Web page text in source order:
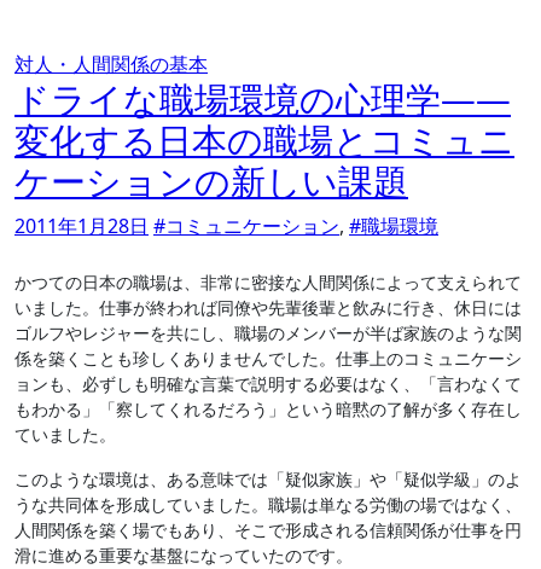
対人・人間関係の基本
ドライな職場環境の心理学――
変化する日本の職場とコミュニ
ケーションの新しい課題
2011年1月28日 #コミュニケーション, #職場環境
かつての日本の職場は、非常に密接な人間関係によって支えられて
いました。仕事が終われば同僚や先輩後輩と飲みに行き、休日には
ゴルフやレジャーを共にし、職場のメンバーが半ば家族のような関
係を築くことも珍しくありませんでした。仕事上のコミュニケーシ
ョンも、必ずしも明確な言葉で説明する必要はなく、「言わなくて
もわかる」「察してくれるだろう」という暗黙の了解が多く存在し
ていました。
このような環境は、ある意味では「疑似家族」や「疑似学級」のよ
うな共同体を形成していました。職場は単なる労働の場ではなく、
人間関係を築く場でもあり、そこで形成される信頼関係が仕事を円
滑に進める重要な基盤になっていたのです。